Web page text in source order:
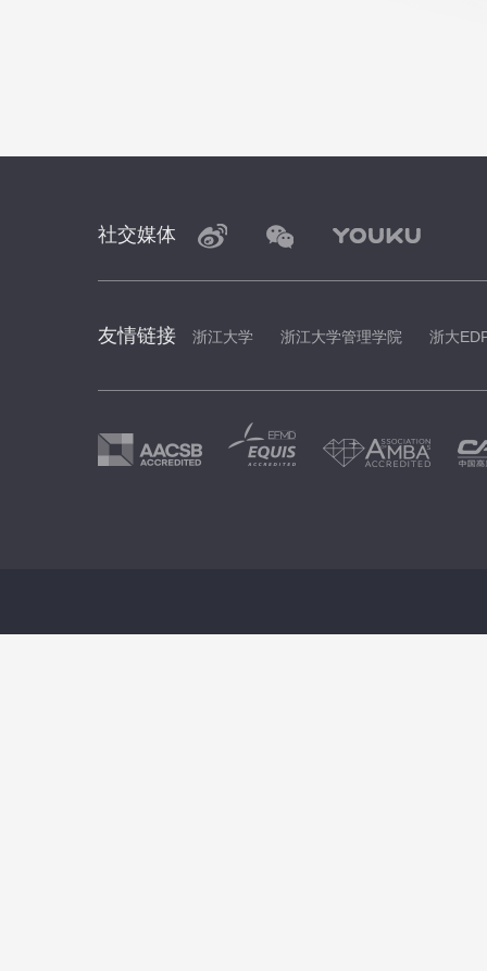
社交媒体
友情链接 浙江大学 浙江大学管理学院 浙大